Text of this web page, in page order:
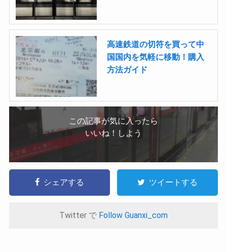
高速鉄道の切符を買って中
国国内を気軽に移動！購入
方法ガイド
この記事が気に入ったら
いいね！しよう
シェアする ツイートする
Twitter で Follow Guanxi_com